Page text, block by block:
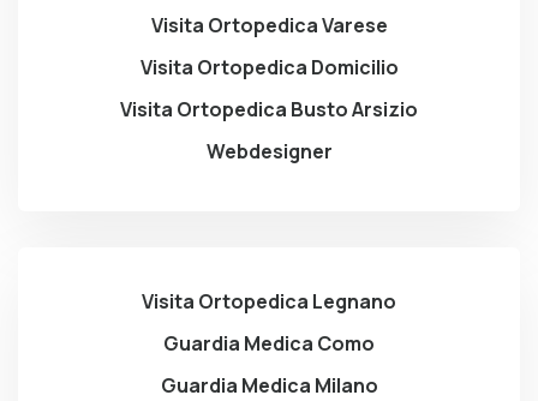
Visita Ortopedica Varese
Visita Ortopedica Domicilio
Visita Ortopedica Busto Arsizio
Webdesigner
Visita Ortopedica Legnano
Guardia Medica Como
Guardia Medica Milano